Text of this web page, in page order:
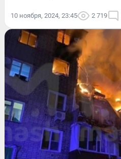
10 ноября, 2024, 23:45 2 719